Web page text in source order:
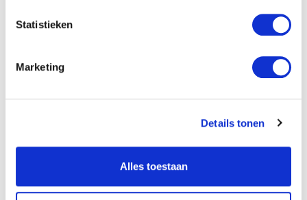
Statistieken
Marketing
Details tonen
Alles toestaan
Niet gevonden wat je
Geef aan wat je wensen zijn, dan kijken we